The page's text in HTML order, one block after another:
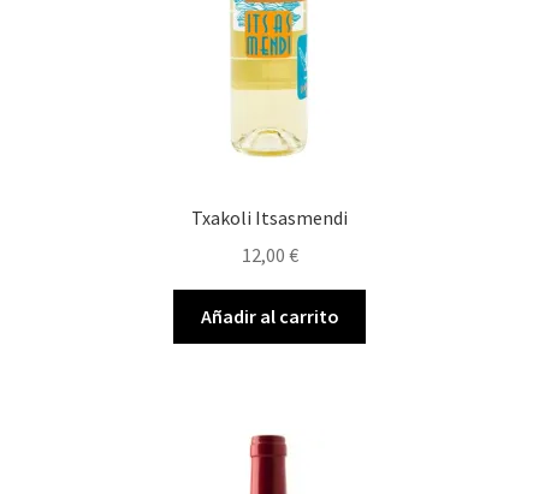
Txakoli Itsasmendi
12,00 €
Añadir al carrito